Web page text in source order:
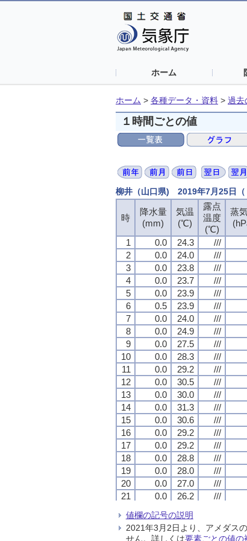
ホーム
ホーム > 各種データ・資料 > 過去
１時間ごとの値
柳井（山口県) 2019年7月25日（
時
降水量
(mm)
気温
(℃)
露点
温度
(℃)
蒸
1
0.0 24.3 ///
2
0.0 24.0 ///
3
0.0 23.8 ///
4
0.0 23.7 ///
5
0.0 23.9 ///
6
0.5 23.9 ///
7
0.0 24.0 ///
8
0.0 24.9 ///
9
0.0 27.5 ///
10
0.0 28.3 ///
11
0.0 29.2 ///
12
0.0 30.5 ///
13
0.0 30.0 ///
14
0.0 31.3 ///
15
0.0 30.6 ///
16
0.0 29.2 ///
17
0.0 29.2 ///
18
0.0 28.8 ///
19
0.0 28.0 ///
20
0.0 27.0 ///
21
0.0 26.2 ///
26.2
23
0.0 26.1
24
0.0 26.3 ///
時
降水量
(mm)
気温
(℃)
露点
温度
(℃)
蒸
1
0.0 24.3 ///
2
0.0 24.0 ///
3
0.0 23.8 ///
4
0.0 23.7 ///
5
0.0 23.9 ///
6
0.5 23.9 ///
7
0.0 24.0 ///
8
0.0 24.9 ///
9
0.0 27.5 ///
10
0.0 28.3 ///
11
0.0 29.2 ///
12
0.0 30.5 ///
13
0.0 30.0 ///
14
0.0 31.3 ///
15
0.0 30.6 ///
16
0.0 29.2 ///
17
0.0 29.2 ///
18
0.0 28.8 ///
19
0.0 28.0 ///
20
0.0 27.0 ///
21
0.0 26.2 ///
26.2
23
0.0 26.1
24
0.0 26.3 ///
時
降水量
(mm)
気温
(℃)
露点
温度
(℃)
蒸
1
0.0 24.3 ///
2
0.0 24.0 ///
3
0.0 23.8 ///
4
0.0 23.7 ///
5
0.0 23.9 ///
6
0.5 23.9 ///
7
0.0 24.0 ///
8
0.0 24.9 ///
9
0.0 27.5 ///
10
0.0 28.3 ///
11
0.0 29.2 ///
12
0.0 30.5 ///
13
0.0 30.0 ///
14
0.0 31.3 ///
15
0.0 30.6 ///
16
0.0 29.2 ///
17
0.0 29.2 ///
18
0.0 28.8 ///
19
0.0 28.0 ///
20
0.0 27.0 ///
21
0.0 26.2 ///
26.2
23
0.0 26.1
24
0.0 26.3 ///
時
降水量
(mm)
気温
(℃)
露点
温度
(℃)
蒸
1
0.0 24.3 ///
2
0.0 24.0 ///
3
0.0 23.8 ///
4
0.0 23.7 ///
5
0.0 23.9 ///
6
0.5 23.9 ///
7
0.0 24.0 ///
8
0.0 24.9 ///
9
0.0 27.5 ///
10
0.0 28.3 ///
11
0.0 29.2 ///
12
0.0 30.5 ///
13
0.0 30.0 ///
14
0.0 31.3 ///
15
0.0 30.6 ///
16
0.0 29.2 ///
17
0.0 29.2 ///
18
0.0 28.8 ///
19
0.0 28.0 ///
20
0.0 27.0 ///
21
0.0 26.2 ///
26.2
23
0.0 26.1
24
0.0 26.3 ///
値欄の記号の説明
2021年3月2日より、アメダス
せん。詳しくは要素ごとの値の